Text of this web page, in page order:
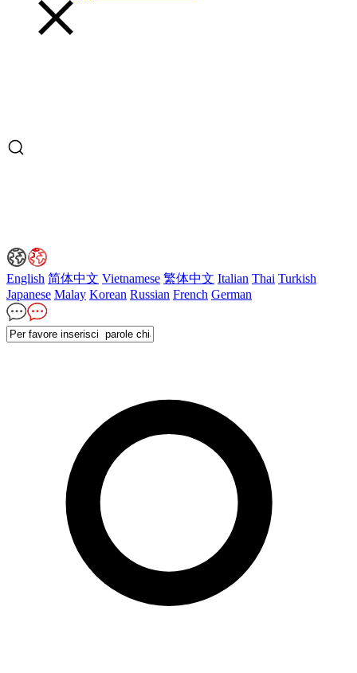
English 简体中文 Vietnamese 繁体中文 Italian Thai Turkish
Japanese Malay Korean Russian French German